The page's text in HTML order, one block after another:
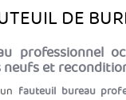
DE
professionnel
et
fauteuil bureau